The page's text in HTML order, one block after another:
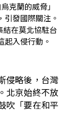
克蘭的威脅」
引發國際關注。
在莫北協駐台
起入侵行動。
侵略後，台灣
北京始終不放
吹「要在和平